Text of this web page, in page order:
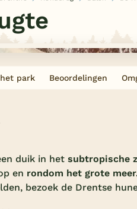
park Beoordelingen
duik in het subtropische
en rondom het grote
bezoek de Drentse